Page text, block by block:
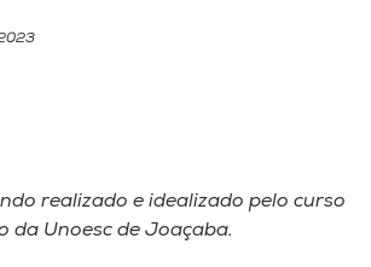
realizado e idealizado pelo curso
da Unoesc de Joaçaba.